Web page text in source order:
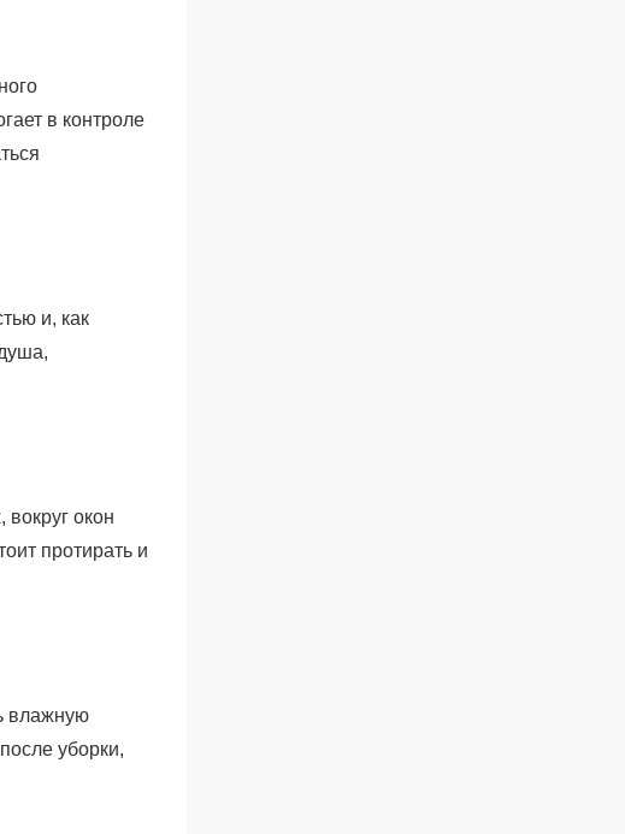
в контроле
и, как
окон
протирать и
влажную
уборки,